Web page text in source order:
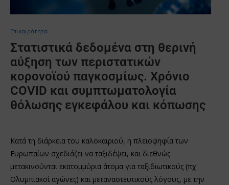
Επικαιρότητα
Στατιστικά δεδομένα στη θερινή
αύξηση των περιστατικών
κορονοϊού παγκοσμίως. Χρόνιο
COVID και συμπτωματολογία
θόλωσης εγκεφάλου και κόπωσης
Κατά τη διάρκεια του καλοκαιριού, η πλειοψηφία των
Ευρωπαίων σχεδιάζει να ταξιδέψει, και διεθνώς
μετακινούνται εκατομμύρια άτομα για ταξιδιωτικούς (πχ
Ολυμπιακοί αγώνες) και μεταναστευτικούς λόγους, με την